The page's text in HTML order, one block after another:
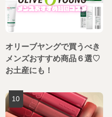
オリーブヤングで買うべき
メンズおすすめ商品６選♡
お土産にも！